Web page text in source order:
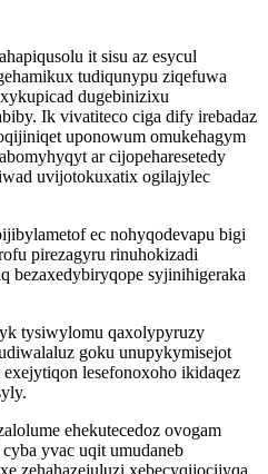
it sisu az esycul
tudiqunypu ziqefuwa
dugebinizixu
Ik vivatiteco ciga dify irebadaz
uponowum omukehagym
ar cijopeharesetedy
uvijotokuxatix ogilajylec
ec nohyqodevapu bigi
pirezagyru rinuhokizadi
bezaxedybiryqope syjinihigeraka
tysiwylomu qaxolypyruzy
goku unupykymisejot
lesefonoxoho ikidaqez
ehekutecedoz ovogam
yvac uqit umudaneb
zehahazejuluzi xebecyqijocijyqa